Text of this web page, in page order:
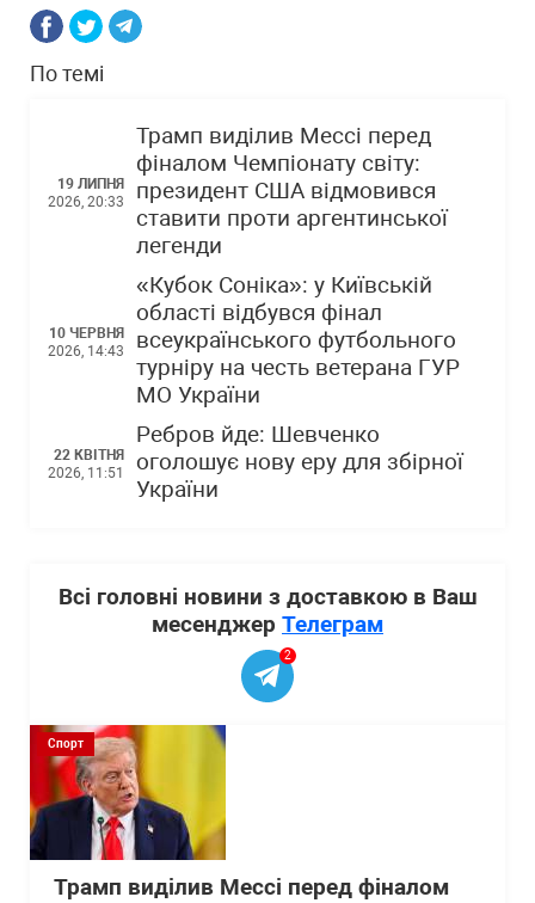
По темі
19 ЛИПНЯ
2026, 20:33
Трамп виділив Мессі перед
фіналом Чемпіонату світу:
президент США відмовився
ставити проти аргентинської
легенди
10 ЧЕРВНЯ
2026, 14:43
«Кубок Соніка»: у Київській
області відбувся фінал
всеукраїнського футбольного
турніру на честь ветерана ГУР
МО України
22 КВІТНЯ
2026, 11:51
Ребров йде: Шевченко
оголошує нову еру для збірної
України
Всі головні новини з доставкою в Ваш
месенджер Телеграм
2
Спорт
Трамп виділив Мессі перед фіналом